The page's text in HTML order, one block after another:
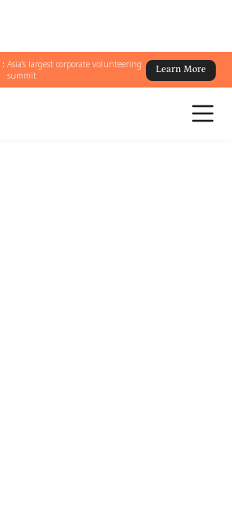
:Asia's largest corporate volunteering
summit
Learn More